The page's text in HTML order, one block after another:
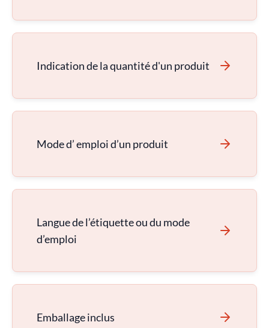
Indication de la quantité d'un produit
Mode d’ emploi d’un produit
Langue de l’étiquette ou du mode
d’emploi
Emballage inclus